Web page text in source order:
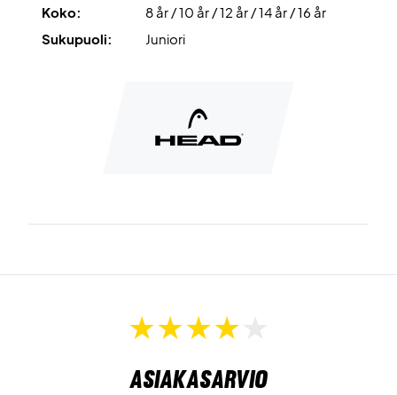
Koko:
8 år / 10 år / 12 år / 14 år / 16 år
Sukupuoli:
Juniori
Asiakasarvio